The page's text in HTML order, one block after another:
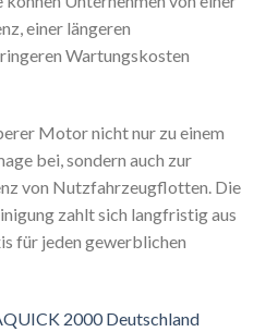
einer längeren
Wartungskosten
Motor nicht nur zu einem
bei, sondern auch zur
von Nutzfahrzeugflotten. Die
zahlt sich langfristig aus
für jeden gewerblichen
2000 Deutschland